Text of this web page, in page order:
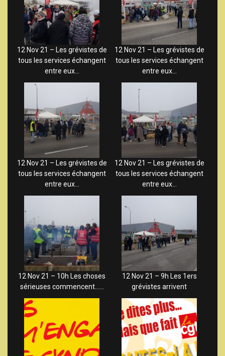
12 Nov 21 – Les grévistes de
tous les services échangent
entre eux…
12 Nov 21 – Les grévistes de
tous les services échangent
entre eux…
12 Nov 21 – Les grévistes de
tous les services échangent
entre eux…
12 Nov 21 – Les grévistes de
tous les services échangent
entre eux…
12 Nov 21 – 10h Les choses
sérieuses commencent……
12 Nov 21 – 9h Les 1ers
grévistes arrivent